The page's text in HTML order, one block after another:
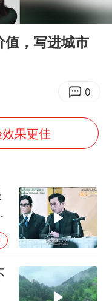
奶茶”又爆单了
国防部：中国军队坚决反制任何闹海挑衅图谋
张本智和
未来
00:52
值，写进城市
0
果更佳